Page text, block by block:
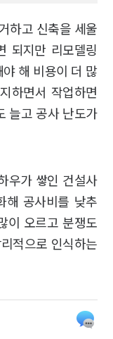
하고 신축을 세울
되지만 리모델링
해 비용이 더 많
하면서 작업하면
늘고 공사 난도가
우가 쌓인 건설사
해 공사비를 낮추
이 오르고 분쟁도
적으로 인식하는